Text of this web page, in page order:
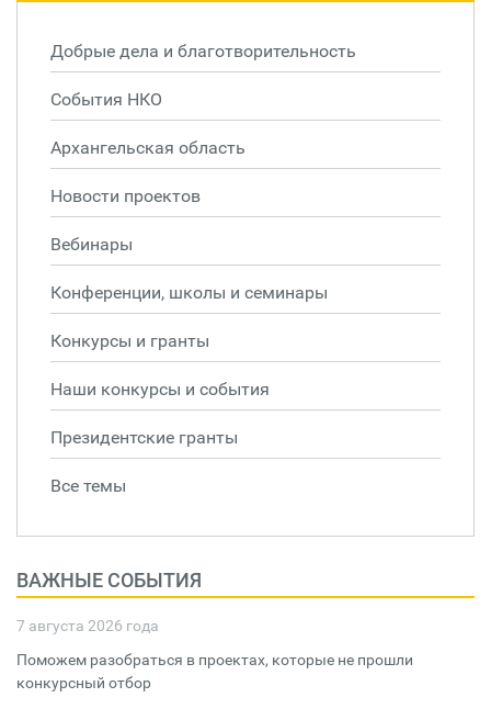
Добрые дела и благотворительность
События НКО
Архангельская область
Новости проектов
Вебинары
Конференции, школы и семинары
Конкурсы и гранты
Наши конкурсы и события
Президентские гранты
Все темы
ВАЖНЫЕ СОБЫТИЯ
7 августа 2026 года
Поможем разобраться в проектах, которые не прошли
конкурсный отбор